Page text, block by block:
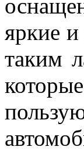
яркие
таким